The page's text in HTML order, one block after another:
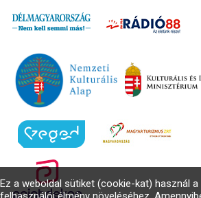
Ez a weboldal sütiket (cookie-kat) használ a